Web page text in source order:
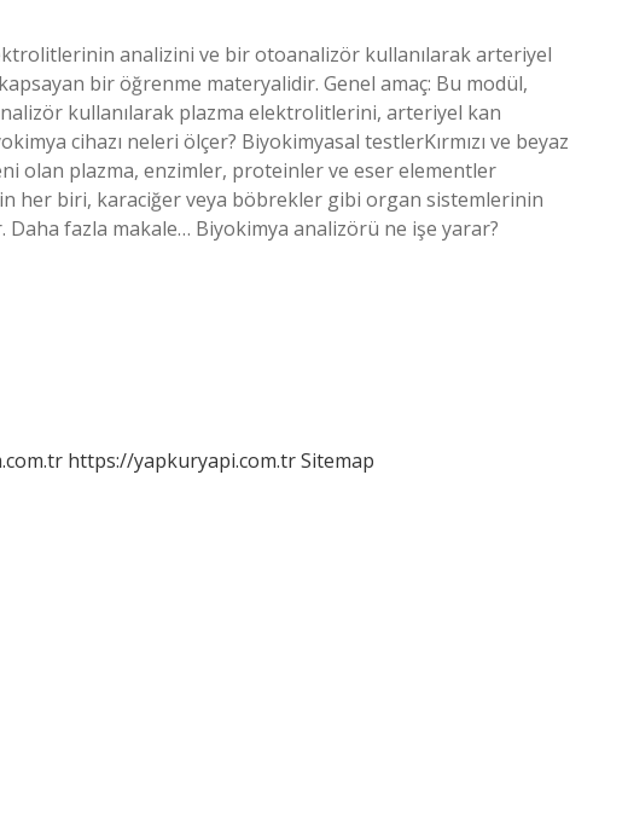
analizini ve bir otoanalizör kullanılarak arteriyel
bir öğrenme materyalidir. Genel amaç: Bu modül,
kullanılarak plazma elektrolitlerini, arteriyel kan
cihazı neleri ölçer? Biyokimyasal testlerKırmızı ve beyaz
olan plazma, enzimler, proteinler ve eser elementler
her biri, karaciğer veya böbrekler gibi organ sistemlerinin
Daha fazla makale… Biyokimya analizörü ne işe yarar?
https://yapkuryapi.com.trSitemap